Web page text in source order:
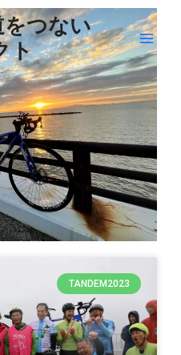
をつない
ト
TANDEM2023